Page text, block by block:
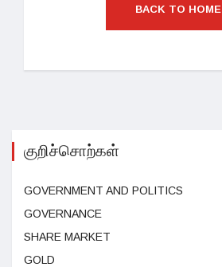
BACK TO HOME
குறிச்சொற்கள்
GOVERNMENT AND POLITICS
GOVERNANCE
SHARE MARKET
GOLD